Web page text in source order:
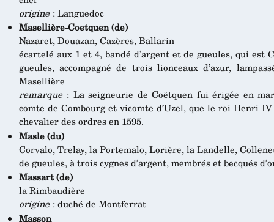
origine: Languedoc
Masellière-Coetquen (de)
Nazaret, Douazan, Cazères, Ballarin
écartelé aux 1 et 4, bandé d’argent et de gueules, qui est
gueules, accompagné de trois lionceaux d’azur,
Masellière
remarque: La seigneurie de Coëtquen fui érigée en
comte de Combourg et vicomte d’Uzel, que le roi Henri
chevalier des ordres en 1595.
Masle (du)
Corvalo, Trelay, la Portemalo, Lorière, la Landelle,
de gueules, à trois cygnes d’argent, membrés et becqués
Massart (de)
la Rimbaudière
origine: duché de Montferrat
Masson